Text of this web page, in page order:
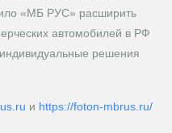
«МБ РУС» расширить
автомобилей в РФ
решения
и https://foton-mbrus.ru/